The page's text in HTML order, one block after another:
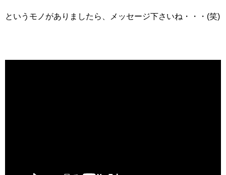
というモノがありましたら、メッセージ下さいね・・・(笑)